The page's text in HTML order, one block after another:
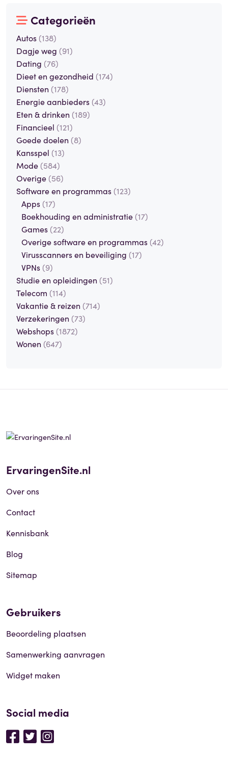
Categorieën
Autos (138)
Dagje weg (91)
Dating (76)
Dieet en gezondheid (174)
Diensten (178)
Energie aanbieders (43)
Eten & drinken (189)
Financieel (121)
Goede doelen (8)
Kansspel (13)
Mode (584)
Overige (56)
Software en programmas (123)
Apps (17)
Boekhouding en administratie (17)
Games (22)
Overige software en programmas (42)
Virusscanners en beveiliging (17)
VPNs (9)
Studie en opleidingen (51)
Telecom (114)
Vakantie & reizen (714)
Verzekeringen (73)
Webshops (1872)
Wonen (647)
ErvaringenSite.nl
Over ons
Contact
Kennisbank
Blog
Sitemap
Gebruikers
Beoordeling plaatsen
Samenwerking aanvragen
Widget maken
Social media